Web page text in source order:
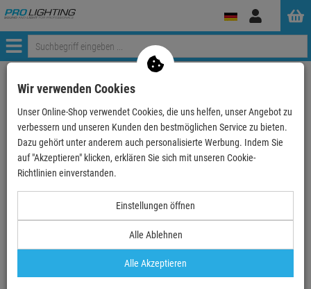
Anmelden
Menü
Weiter einkaufen ProLighting
F-34 Standard-Traversen
Global Truss F34 3-Weg Ecke T35, 4-Punkt, inkl. V…
Diesen Artikel haben wir im Showroom ausgestellt.
Global Truss F34 3-Weg Ecke T35, 4-Punkt,
Artikel-Nummer:PF34T35
Wir verwenden Cookies
Unser Online-Shop verwendet Cookies, die uns helfen, unser Angebot zu
verbessern und unseren Kunden den bestmöglichen Service zu bieten.
Dazu gehört unter anderem auch personalisierte Werbung. Indem Sie
auf "Akzeptieren" klicken, erklären Sie sich mit unseren Cookie-
Richtlinien einverstanden.
Einstellungen öffnen
Alle Ablehnen
Alle Akzeptieren